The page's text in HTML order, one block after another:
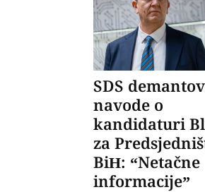
SDS
navode o
kandidaturi
za
BiH: “Netačne
informacije”